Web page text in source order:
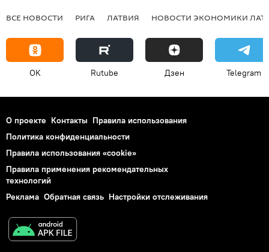
ВСЕ НОВОСТИ РИГА ЛАТВИЯ НОВОСТИ ЭКОНОМИКИ
OK Rutube Дзен Telegram
О проекте Контакты Правила использования
Политика конфиденциальности
Правила использования «cookie»
Правила применения рекомендательных
технологий
Реклама Обратная связь Настройки отслеживания